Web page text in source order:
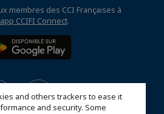
and others trackers to ease it
and security. Some
membres des CCI Françaises à
CCIFI Connect.